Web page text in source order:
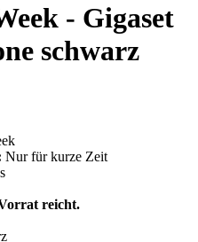
- Gigaset
schwarz
Nur für kurze Zeit
reicht.